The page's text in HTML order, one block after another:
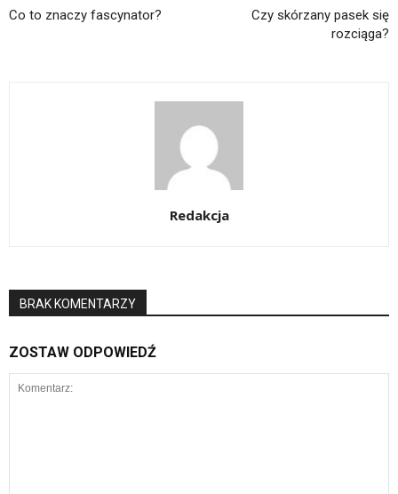
Co to znaczy fascynator?
Czy skórzany pasek się
rozciąga?
Redakcja
BRAK KOMENTARZY
ZOSTAW ODPOWIEDŹ